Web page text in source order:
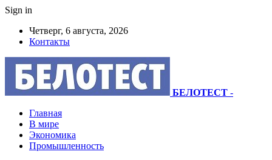
Sign in
Четверг, 6 августа, 2026
Контакты
БЕЛОТЕСТ -
Главная
В мире
Экономика
Промышленность